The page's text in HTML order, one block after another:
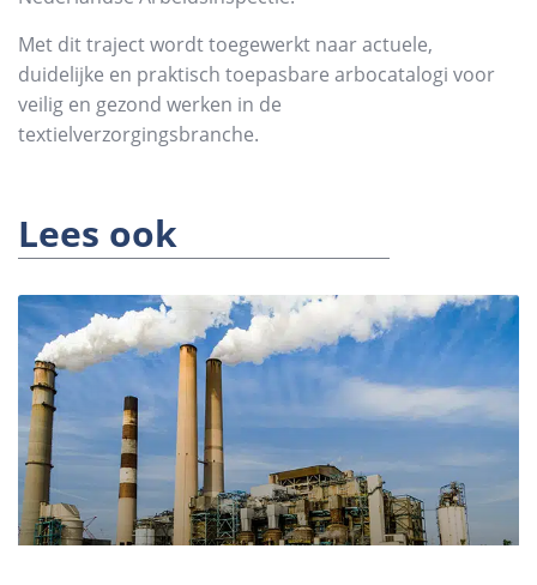
Met dit traject wordt toegewerkt naar actuele,
duidelijke en praktisch toepasbare arbocatalogi voor
veilig en gezond werken in de
textielverzorgingsbranche.
Lees ook